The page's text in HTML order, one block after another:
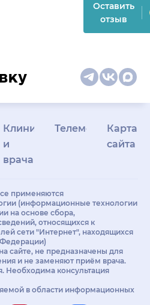
Оставить
отзыв
Клиникам
и
врачам
Телемедицина
Карта
сайта
применяются
(информационные технологии
на основе сбора,
относящихся к
сети "Интернет", находящихся
сайте, не предназначены для
и не заменяют приём врача.
Необходима консультация
в области информационных